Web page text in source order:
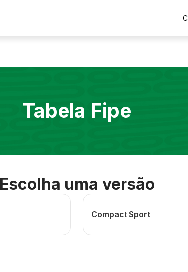
Tabela Fipe
Escolha uma versão
Compact Sport